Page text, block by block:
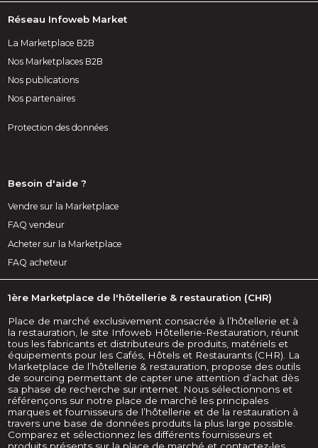
Réseau Infoweb Market
La Marketplace B2B
Nos Marketplaces B2B
Nos publications
Nos partenaires
Protection des données
Besoin d'aide ?
Vendre sur la Marketplace
FAQ vendeur
Acheter sur la Marketplace
FAQ acheteur
1ère Marketplace de l'hôtellerie & restauration (CHR)
Place de marché exclusivement consacrée à l’hôtellerie et à
la restauration, le site Infoweb Hôtellerie-Restauration, réunit
tous les fabricants et distributeurs de produits, matériels et
équipements pour les Cafés, Hôtels et Restaurants (CHR). La
Marketplace de l’hôtellerie & restauration, propose des outils
de sourcing permettant de capter une attention d’achat dès
sa phase de recherche sur internet. Nous sélectionnons et
référençons sur notre place de marché les principales
marques et fournisseurs de l’hôtellerie et de la restauration à
travers une base de données produits la plus large possible.
Comparez et sélectionnez les différents fournisseurs et